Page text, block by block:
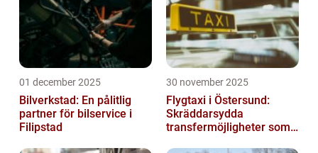
01 december 2025
Bilverkstad: En pålitlig
partner för bilservice i
Filipstad
30 november 2025
Flygtaxi i Östersund:
Skräddarsydda
transfermöjligheter som